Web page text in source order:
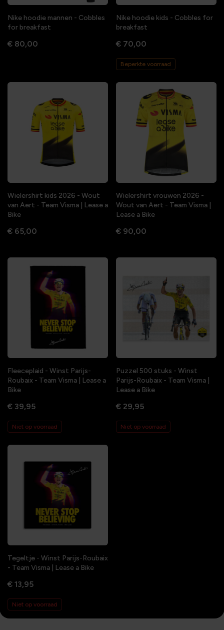
Nike hoodie mannen - Cobbles
for breakfast
€ 80,00
Nike hoodie kids - Cobbles for
breakfast
€ 70,00
Beperkte voorraad
Wielershirt kids 2026 - Wout
van Aert - Team Visma | Lease a
Bike
€ 65,00
Wielershirt vrouwen 2026 -
Wout van Aert - Team Visma |
Lease a Bike
€ 90,00
Fleeceplaid - Winst Parijs-
Roubaix - Team Visma | Lease a
Bike
€ 39,95
Niet op voorraad
Puzzel 500 stuks - Winst
Parijs-Roubaix - Team Visma |
Lease a Bike
€ 29,95
Niet op voorraad
Tegeltje - Winst Parijs-Roubaix
- Team Visma | Lease a Bike
€ 13,95
Niet op voorraad